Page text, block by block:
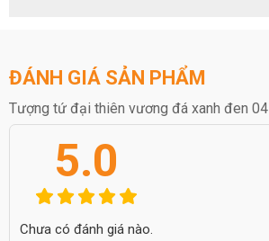
ĐÁNH GIÁ SẢN PHẨM
Tượng tứ đại thiên vương đá xanh đen 04
5.0
Chưa có đánh giá nào.